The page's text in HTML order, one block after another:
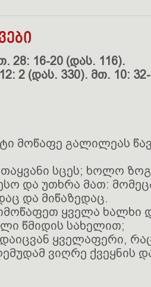
28: 16-20 (დას. 116).
2 (დას. 330). მთ. 10:
მოწაფე გალილეას
სცეს; ხოლო
და უთხრა მათ:
და მიწაზედაც.
ყველა ხალხი
წმიდის სახელით;
ყველაფერი,
ვიღრე ქვეყნის